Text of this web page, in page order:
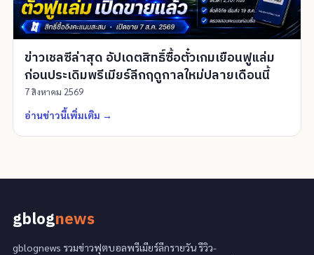
ข่าวเชลซีล่าสุด อัปเดตสิทธิ์ซื้อตั๋วเกมเยือนฟูแล่ม
ก่อนประเดิมพรีเมียร์ลีกฤดูกาลใหม่ปลายเดือนนี้
7 สิงหาคม 2569
อ่านข่าวนี้เพิ่มเติม →
gblognews
gblognews รวมข่าวฟุตบอลพรีเมียร์ลีกรายวัน รีวิว-